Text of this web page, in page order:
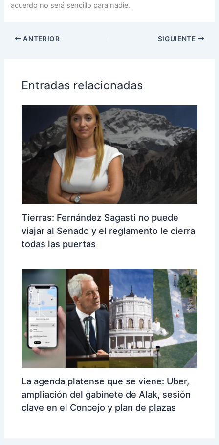
acuerdo no será sencillo para nadie.
ANTERIOR SIGUIENTE
Entradas relacionadas
Tierras: Fernández Sagasti no puede
viajar al Senado y el reglamento le cierra
todas las puertas
La agenda platense que se viene: Uber,
ampliación del gabinete de Alak, sesión
clave en el Concejo y plan de plazas